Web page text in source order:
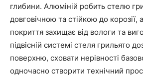
глибини. Алюміній робить стелю
довговічною та стійкою до корозії,
покриття захищає від вологи та
підвісній системі стеля грильято
поверхню, сховати нерівності
одночасно створити технічний